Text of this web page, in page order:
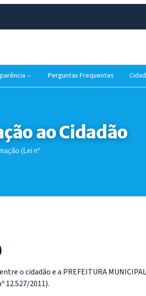
Perguntas Frequentes
ao Cidadão
(Lei nº
o cidadão e a PREFEITURA
12.527/2011).